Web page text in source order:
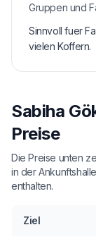
Gruppen und
Sinnvoll fuer
vielen Koffern.
Sabiha
Preise
Die Preise unten
in der
enthalten.
Ziel